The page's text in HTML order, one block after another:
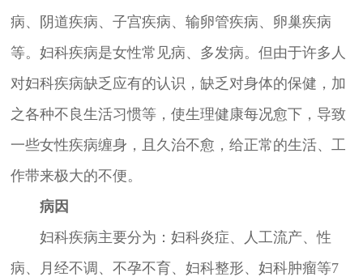
病、阴道疾病、子宫疾病、输卵管疾病、卵巢疾病
等。妇科疾病是女性常见病、多发病。但由于许多人
对妇科疾病缺乏应有的认识，缺乏对身体的保健，加
之各种不良生活习惯等，使生理健康每况愈下，导致
一些女性疾病缠身，且久治不愈，给正常的生活、工
作带来极大的不便。
病因
妇科疾病主要分为：妇科炎症、人工流产、性
病、月经不调、不孕不育、妇科整形、妇科肿瘤等7